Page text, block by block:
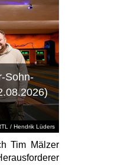
/ Hendrik Lüders
Sohn-
Tim Mälzer